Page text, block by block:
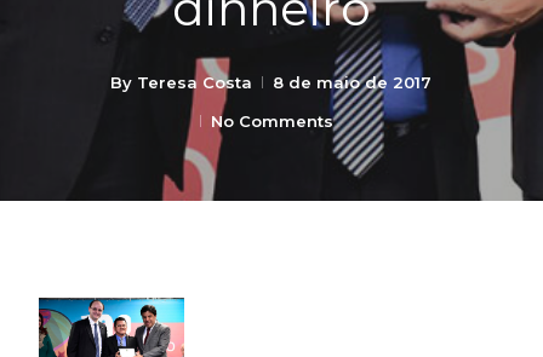
By Teresa Costa
8 de maio de 2017
No Comments